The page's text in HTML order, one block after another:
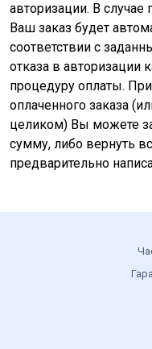
авторизации. В
Ваш заказ будет
соответствии с
отказа в авторизации
процедуру оплаты.
оплаченного заказа
целиком) Вы можете
сумму, либо вернуть
предварительно